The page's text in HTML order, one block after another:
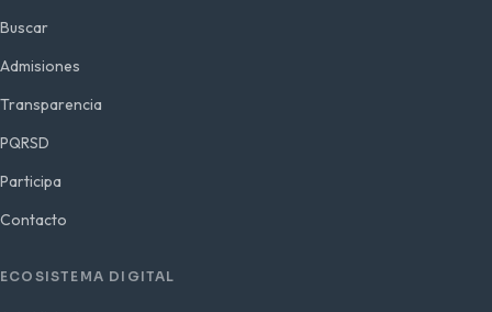
Buscar
Admisiones
Transparencia
PQRSD
Participa
Contacto
ECOSISTEMA DIGITAL